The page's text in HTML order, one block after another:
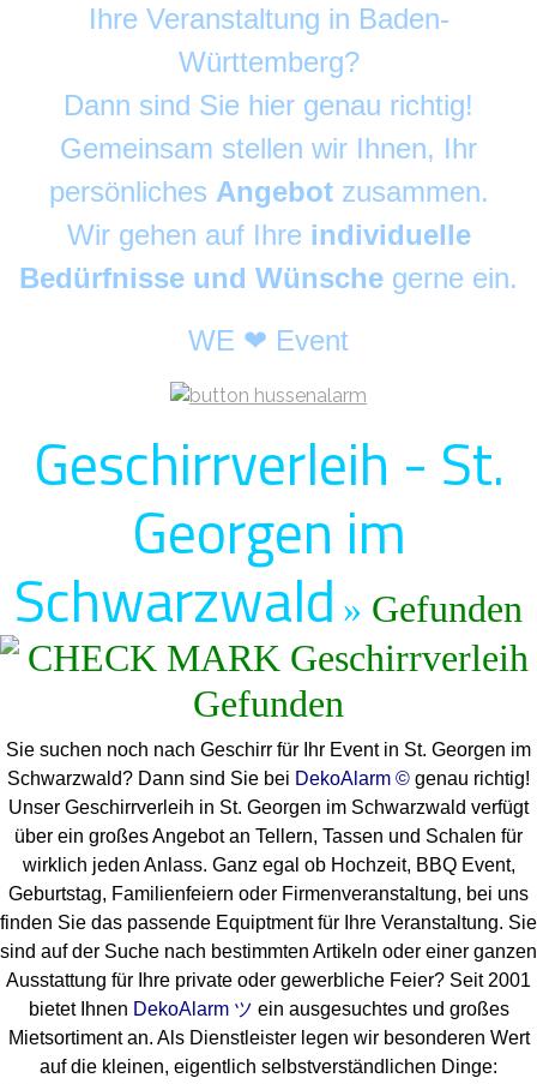
Ihre Veranstaltung in Baden-
Württemberg?
Dann sind Sie hier genau richtig!
Gemeinsam stellen wir Ihnen, Ihr
persönliches Angebot zusammen.
Wir gehen auf Ihre individuelle
Bedürfnisse und Wünsche gerne ein.
WE ❤ Event
Geschirrverleih - St.
Georgen im
Schwarzwald » Gefunden
Sie suchen noch nach Geschirr für Ihr Event in St. Georgen im
Schwarzwald? Dann sind Sie bei DekoAlarm © genau richtig!
Unser Geschirrverleih in St. Georgen im Schwarzwald verfügt
über ein großes Angebot an Tellern, Tassen und Schalen für
wirklich jeden Anlass. Ganz egal ob Hochzeit, BBQ Event,
Geburtstag, Familienfeiern oder Firmenveranstaltung, bei uns
finden Sie das passende Equiptment für Ihre Veranstaltung. Sie
sind auf der Suche nach bestimmten Artikeln oder einer ganzen
Ausstattung für Ihre private oder gewerbliche Feier? Seit 2001
bietet Ihnen DekoAlarm ツ ein ausgesuchtes und großes
Mietsortiment an. Als Dienstleister legen wir besonderen Wert
auf die kleinen, eigentlich selbstverständlichen Dinge: